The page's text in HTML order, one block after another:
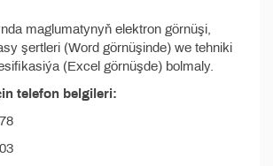
maglumatynyň elektron görnüşi,
şertleri (Word görnüşinde) we tehniki
(Excel görnüşde) bolmaly.
telefon belgileri: